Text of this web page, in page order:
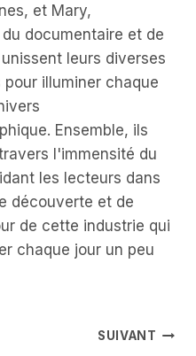
et Mary,
documentaire et de
leurs diverses
illuminer chaque
Ensemble, ils
l'immensité du
les lecteurs dans
découverte et de
de cette industrie qui
chaque jour un peu
SUIVANT